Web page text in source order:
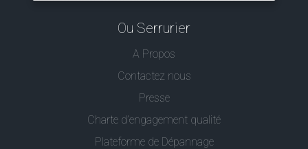
Ou Serrurier
A Propos
Contactez nous
Presse
Charte d’engagement qualité
Plateforme de Dépannage